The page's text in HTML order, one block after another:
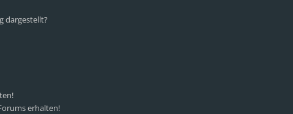
dargestellt?
erhalten!